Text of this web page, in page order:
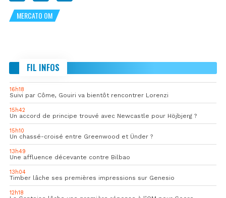
MERCATO OM
FIL INFOS
16h18
Suivi par Côme, Gouiri va bientôt rencontrer Lorenzi
15h42
Un accord de principe trouvé avec Newcastle pour Höjbjerg ?
15h10
Un chassé-croisé entre Greenwood et Ünder ?
13h49
Une affluence décevante contre Bilbao
13h04
Timber lâche ses premières impressions sur Genesio
12h18